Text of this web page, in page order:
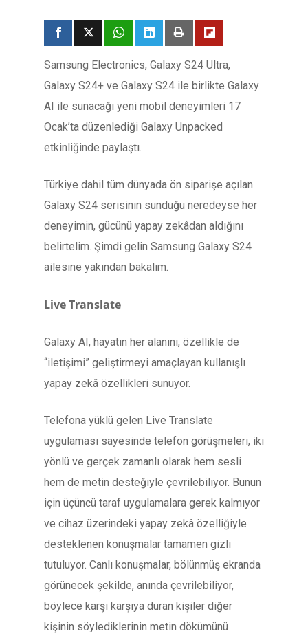
Samsung Electronics, Galaxy S24 Ultra,
Galaxy S24+ ve Galaxy S24 ile birlikte Galaxy
AI ile sunacağı yeni mobil deneyimleri 17
Ocak’ta düzenlediği Galaxy Unpacked
etkinliğinde paylaştı.
Türkiye dahil tüm dünyada ön siparişe açılan
Galaxy S24 serisinin sunduğu neredeyse her
deneyimin, gücünü yapay zekâdan aldığını
belirtelim. Şimdi gelin Samsung Galaxy S24
ailesine yakından bakalım.
Live Translate
Galaxy AI, hayatın her alanını, özellikle de
“iletişimi” geliştirmeyi amaçlayan kullanışlı
yapay zekâ özellikleri sunuyor.
Telefona yüklü gelen Live Translate
uygulaması sayesinde telefon görüşmeleri, iki
yönlü ve gerçek zamanlı olarak hem sesli
hem de metin desteğiyle çevrilebiliyor. Bunun
için üçüncü taraf uygulamalara gerek kalmıyor
ve cihaz üzerindeki yapay zekâ özelliğiyle
desteklenen konuşmalar tamamen gizli
tutuluyor. Canlı konuşmalar, bölünmüş ekranda
görünecek şekilde, anında çevrilebiliyor,
böylece karşı karşıya duran kişiler diğer
kişinin söylediklerinin metin dökümünü